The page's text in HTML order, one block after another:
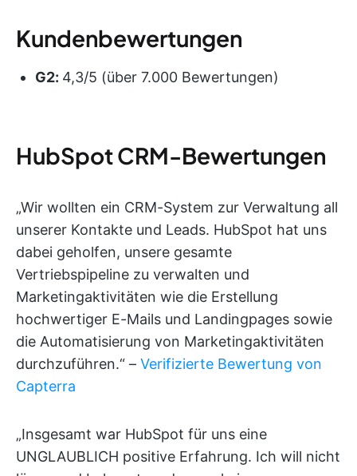
Kundenbewertungen
G2: 4,3/5 (über 7.000 Bewertungen)
HubSpot CRM-Bewertungen
„Wir wollten ein CRM-System zur Verwaltung all
unserer Kontakte und Leads. HubSpot hat uns
dabei geholfen, unsere gesamte
Vertriebspipeline zu verwalten und
Marketingaktivitäten wie die Erstellung
hochwertiger E-Mails und Landingpages sowie
die Automatisierung von Marketingaktivitäten
durchzuführen.“ – Verifizierte Bewertung von
Capterra
„Insgesamt war HubSpot für uns eine
UNGLAUBLICH positive Erfahrung. Ich will nicht